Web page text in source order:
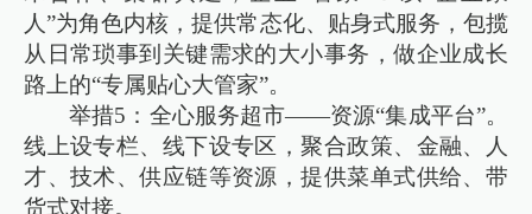
人”为角色内核，提供常态化、贴身式服务，包揽
从日常琐事到关键需求的大小事务，做企业成长
路上的“专属贴心大管家”。
举措5：全心服务超市——资源“集成平台”。
线上设专栏、线下设专区，聚合政策、金融、人
才、技术、供应链等资源，提供菜单式供给、带
货式对接。